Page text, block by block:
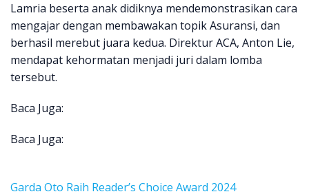
Lamria beserta anak didiknya mendemonstrasikan cara
mengajar dengan membawakan topik Asuransi, dan
berhasil merebut juara kedua. Direktur ACA, Anton Lie,
mendapat kehormatan menjadi juri dalam lomba
tersebut.
Baca Juga:
Baca Juga:
Garda Oto Raih Reader’s Choice Award 2024